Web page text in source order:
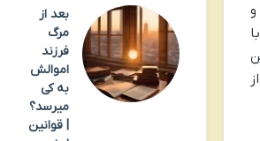
و
بعد از
مرگ
فرزند
اموالش
به کی
میرسد؟
| قوانین